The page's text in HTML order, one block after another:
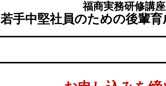
福商実務研修講
若手中堅社員のための後輩